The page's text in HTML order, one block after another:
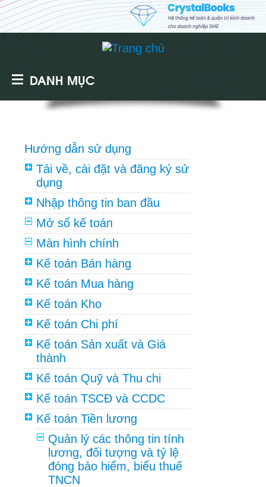
DANH MỤC
Hướng dẫn sử dụng
Tải về, cài đặt và đăng ký sử
dụng
Nhập thông tin ban đầu
Mở sổ kế toán
Màn hình chính
Kế toán Bán hàng
Kế toán Mua hàng
Kế toán Kho
Kế toán Chi phí
Kế toán Sản xuất và Giá
thành
Kế toán Quỹ và Thu chi
Kế toán TSCĐ và CCDC
Kế toán Tiền lương
Quản lý các thông tin tính
lương, đối tượng và tỷ lệ
đóng bảo hiểm, biểu thuế
TNCN